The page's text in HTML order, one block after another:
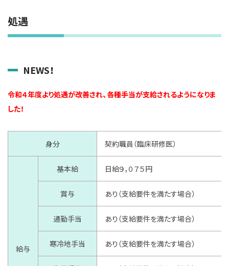
処遇
NEWS！
令和４年度より処遇が改善され、各種手当が支給されるようになりま
した！
身分 契約職員（臨床研修医）
給与
基本給 日給９，０７５円
賞与 あり（支給要件を満たす場合）
通勤手当 あり（支給要件を満たす場合）
寒冷地手当 あり（支給要件を満たす場合）